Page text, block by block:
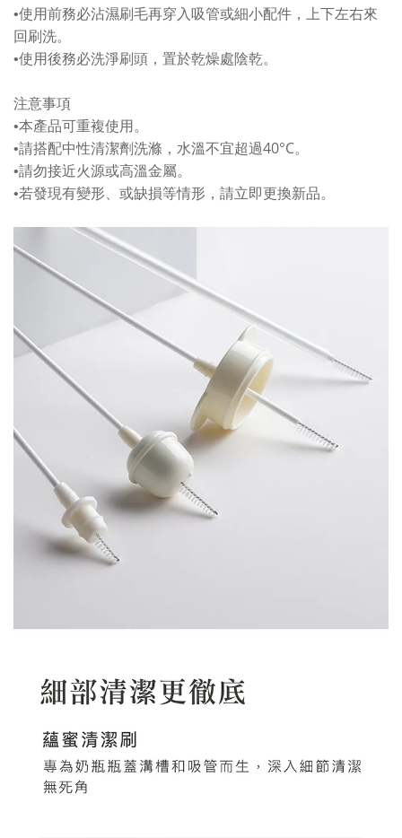
•使用前務必沾濕刷毛再穿入吸管或細小配件，上下左右來
回刷洗。
•使用後務必洗淨刷頭，置於乾燥處陰乾。
注意事項
•本產品可重複使用。
•請搭配中性清潔劑洗滌，水溫不宜超過40°C。
•請勿接近火源或高溫金屬。
•若發現有變形、或缺損等情形，請立即更換新品。